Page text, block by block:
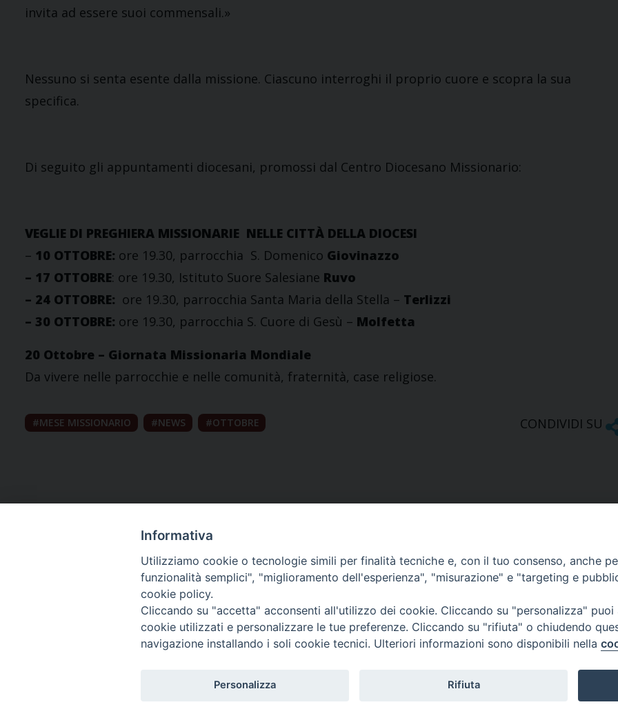
invita ad essere suoi commensali.»
Nessuno si senta esente dalla missione. Ciascuno interroghi il proprio cuore e scopra la sua
specifica.
Di seguito gli appuntamenti diocesani, promossi dal Centro Diocesano Missionario:
VEGLIE DI PREGHIERA MISSIONARIE NELLE CITTÀ DELLA DIOCESI
– 10 OTTOBRE: ore 19.30, parrocchia S. Domenico Giovinazzo
– 17 OTTOBRE: ore 19.30, Istituto Suore Salesiane Ruvo
– 24 OTTOBRE: ore 19.30, parrocchia Santa Maria della Stella – Terlizzi
– 30 OTTOBRE: ore 19.30, parrocchia S. Cuore di Gesù – Molfetta
20 Ottobre – Giornata Missionaria Mondiale
Da vivere nelle parrocchie e nelle comunità, fraternità, case religiose.
MESE MISSIONARIO NEWS OTTOBRE CONDIVIDI SU
Piazza Giovene 4 – 70056 Molfetta (BA)
Ufficio Comunicazioni sociali
Piazza Giovene 4 – 70056 Molfetta (BA)
comunicazionisociali@diocesimolfetta.it
Informativa
Utilizziamo cookie o tecnologie simili per finalità tecniche e, con il tuo consenso, anche
funzionalità semplici", "miglioramento dell'esperienza", "misurazione" e "targeting e
cookie policy.
Cliccando su "accetta" acconsenti all'utilizzo dei cookie. Cliccando su "personalizza"
cookie utilizzati e personalizzare le tue preferenze. Cliccando su "rifiuta" o chiudendo
navigazione installando i soli cookie tecnici. Ulteriori informazioni sono disponibili nella
Personalizza Rifiuta